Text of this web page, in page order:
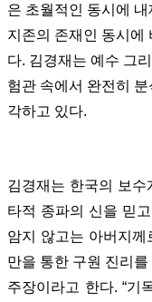
은 초월적인 동시에
지존의 존재인 동시에
다. 김경재는 예수 그
험관 속에서 완전히
각하고 있다.
김경재는 한국의 보수
타적 종파의 신을 믿
암지 않고는 아버지께
만을 통한 구원 진리
주장이라고 한다. “기